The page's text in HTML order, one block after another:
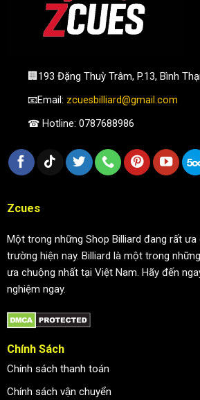
🏢193 Đặng Thuỳ Trâm, P.13, Bình
📧Email: zcuesbilliard@gmail.com
☎ Hotline: 0787688986
Zcues
Một trong những Shop Billiard đang rất
trường hiện nay. Billiard là một trong
ưa chuộng nhất tại Việt Nam. Hãy đến
nghiệm ngay.
Chính Sách
Chính sách thanh toán
Chính sách vận chuyển